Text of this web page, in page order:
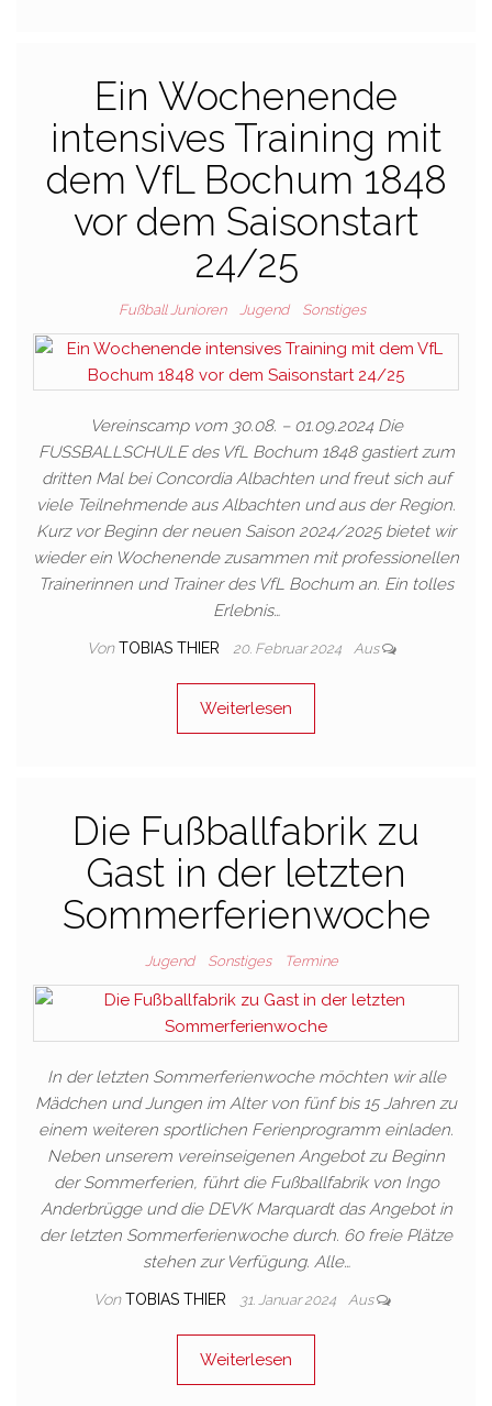
Ein Wochenende
intensives Training mit
dem VfL Bochum 1848
vor dem Saisonstart
24/25
Fußball Junioren Jugend Sonstiges
Vereinscamp vom 30.08. – 01.09.2024 Die
FUSSBALLSCHULE des VfL Bochum 1848 gastiert zum
dritten Mal bei Concordia Albachten und freut sich auf
viele Teilnehmende aus Albachten und aus der Region.
Kurz vor Beginn der neuen Saison 2024/2025 bietet wir
wieder ein Wochenende zusammen mit professionellen
Trainerinnen und Trainer des VfL Bochum an. Ein tolles
Erlebnis…
Von TOBIAS THIER 20. Februar 2024 Aus
Weiterlesen
Die Fußballfabrik zu
Gast in der letzten
Sommerferienwoche
Jugend Sonstiges Termine
In der letzten Sommerferienwoche möchten wir alle
Mädchen und Jungen im Alter von fünf bis 15 Jahren zu
einem weiteren sportlichen Ferienprogramm einladen.
Neben unserem vereinseigenen Angebot zu Beginn
der Sommerferien, führt die Fußballfabrik von Ingo
Anderbrügge und die DEVK Marquardt das Angebot in
der letzten Sommerferienwoche durch. 60 freie Plätze
stehen zur Verfügung. Alle…
Von TOBIAS THIER 31. Januar 2024 Aus
Weiterlesen